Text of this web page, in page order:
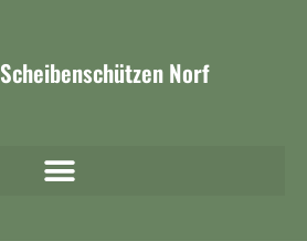
Scheibenschützen Norf